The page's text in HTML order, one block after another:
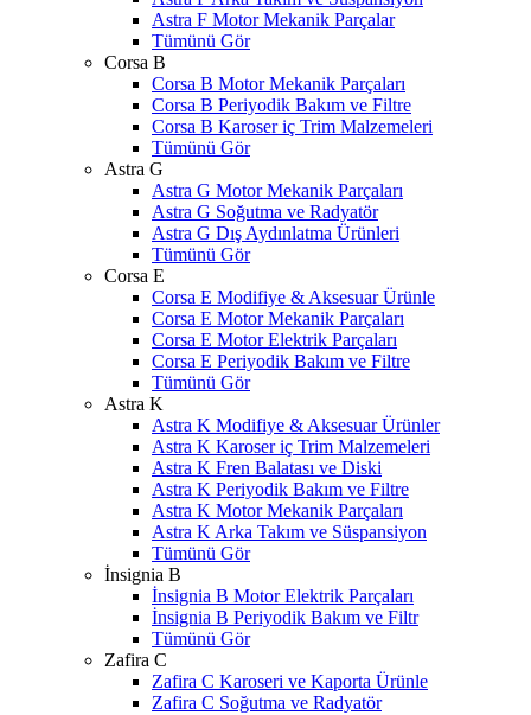
Astra F Motor Mekanik Parçalar
Tümünü Gör
Corsa B
Corsa B Motor Mekanik Parçaları
Corsa B Periyodik Bakım ve Filtre
Corsa B Karoser iç Trim Malzemeleri
Tümünü Gör
Astra G
Astra G Motor Mekanik Parçaları
Astra G Soğutma ve Radyatör
Astra G Dış Aydınlatma Ürünleri
Tümünü Gör
Corsa E
Corsa E Modifiye & Aksesuar Ürünle
Corsa E Motor Mekanik Parçaları
Corsa E Motor Elektrik Parçaları
Corsa E Periyodik Bakım ve Filtre
Tümünü Gör
Astra K
Astra K Modifiye & Aksesuar Ürünler
Astra K Karoser iç Trim Malzemeleri
Astra K Fren Balatası ve Diski
Astra K Periyodik Bakım ve Filtre
Astra K Motor Mekanik Parçaları
Astra K Arka Takım ve Süspansiyon
Tümünü Gör
İnsignia B
İnsignia B Motor Elektrik Parçaları
İnsignia B Periyodik Bakım ve Filtr
Tümünü Gör
Zafira C
Zafira C Karoseri ve Kaporta Ürünle
Zafira C Soğutma ve Radyatör